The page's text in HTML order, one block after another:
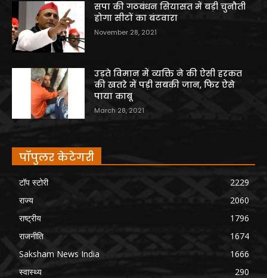
सपा की गठबंधन सियासत में बड़ी चुनौती
होगा सीटों का बंटवारा
November 28, 2021
उड़ते विमान में व्यक्ति ने की ऐसी हरकत
की खतरे में पड़ी सबकी जान, फिर ऐसे
पाया काबू
March 28, 2021
पॉपुलर केटेगरी
टॉप स्टोरी
2229
राज्य
2060
राष्ट्रीय
1796
राजनीति
1674
Saksham News India
1666
स्वास्थ्य
290